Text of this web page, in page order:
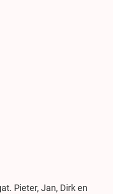
Pieter, Jan, Dirk en